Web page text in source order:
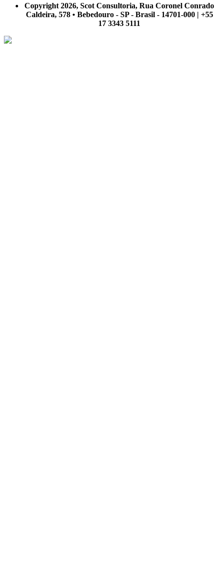
Copyright 2026, Scot Consultoria, Rua Coronel Conrado
Caldeira, 578 • Bebedouro - SP - Brasil - 14701-000 | +55
17 3343 5111